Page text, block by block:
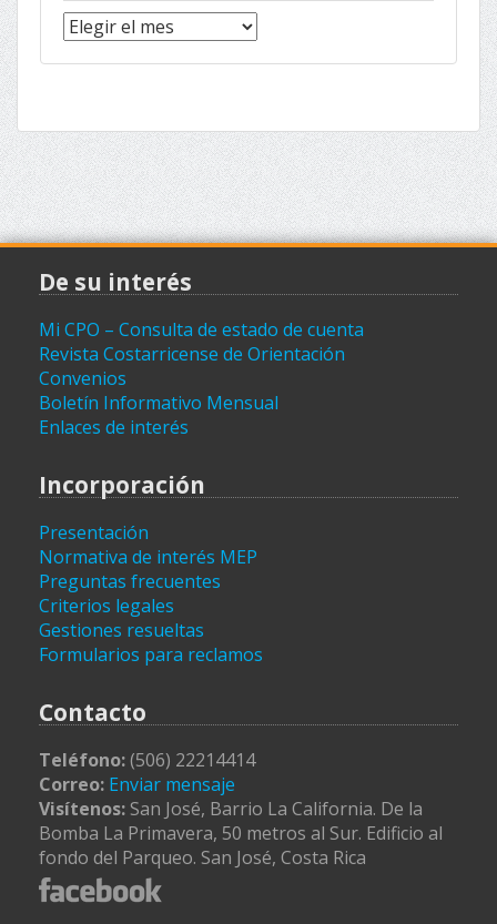
Noticias
(archivo)
De su interés
Mi CPO – Consulta de estado de cuenta
Revista Costarricense de Orientación
Convenios
Boletín Informativo Mensual
Enlaces de interés
Incorporación
Presentación
Normativa de interés MEP
Preguntas frecuentes
Criterios legales
Gestiones resueltas
Formularios para reclamos
Contacto
Teléfono:(506) 22214414
Correo: Enviar mensaje
Visítenos: San José, Barrio La California. De la
Bomba La Primavera, 50 metros al Sur. Edificio al
fondo del Parqueo. San José, Costa Rica